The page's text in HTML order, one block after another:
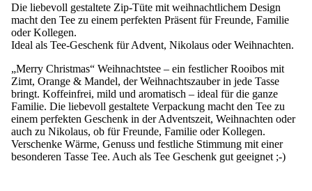
Die liebevoll gestaltete Zip-Tüte mit weihnachtlichem Design
macht den Tee zu einem perfekten Präsent für Freunde, Familie
oder Kollegen.
Ideal als Tee-Geschenk für Advent, Nikolaus oder Weihnachten.
„Merry Christmas“ Weihnachtstee – ein festlicher Rooibos mit
Zimt, Orange & Mandel, der Weihnachtszauber in jede Tasse
bringt. Koffeinfrei, mild und aromatisch – ideal für die ganze
Familie. Die liebevoll gestaltete Verpackung macht den Tee zu
einem perfekten Geschenk in der Adventszeit, Weihnachten oder
auch zu Nikolaus, ob für Freunde, Familie oder Kollegen.
Verschenke Wärme, Genuss und festliche Stimmung mit einer
besonderen Tasse Tee. Auch als Tee Geschenk gut geeignet ;-)